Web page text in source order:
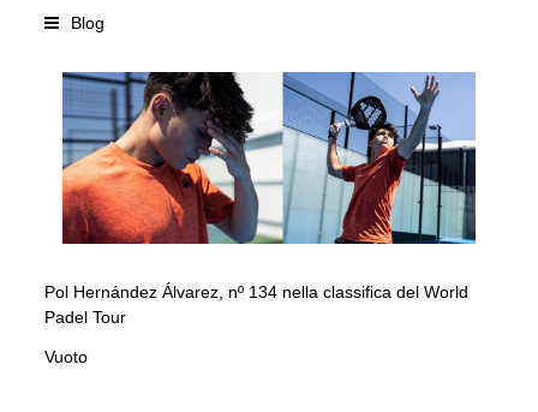
Blog
Pol Hernández Álvarez, nº 134 nella classifica del World
Padel Tour
Vuoto